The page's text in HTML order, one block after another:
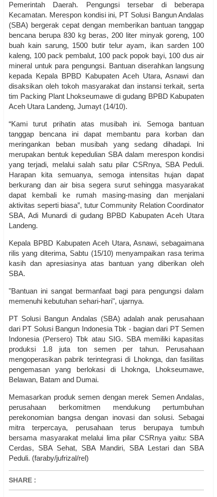
Pemerintah Daerah. Pengungsi tersebar di beberapa
Kecamatan. Merespon kondisi ini, PT Solusi Bangun Andalas
(SBA) bergerak cepat dengan memberikan bantuan tanggap
bencana berupa 830 kg beras, 200 liter minyak goreng, 100
buah kain sarung, 1500 butir telur ayam, ikan sarden 100
kaleng, 100 pack pembalut, 100 pack popok bayi, 100 dus air
mineral untuk para pengungsi. Bantuan diserahkan langsung
kepada Kepala BPBD Kabupaten Aceh Utara, Asnawi dan
disaksikan oleh tokoh masyarakat dan instansi terkait, serta
tim Packing Plant Lhokseumawe di gudang BPBD Kabupaten
Aceh Utara Landeng, Jumayt (14/10).
“Kami turut prihatin atas musibah ini. Semoga bantuan
tanggap bencana ini dapat membantu para korban dan
meringankan beban musibah yang sedang dihadapi. Ini
merupakan bentuk kepedulian SBA dalam merespon kondisi
yang terjadi, melalui salah satu pilar CSRnya, SBA Peduli.
Harapan kita semuanya, semoga intensitas hujan dapat
berkurang dan air bisa segera surut sehingga masyarakat
dapat kembali ke rumah masing-masing dan menjalani
aktivitas seperti biasa”, tutur Community Relation Coordinator
SBA, Adi Munardi di gudang BPBD Kabupaten Aceh Utara
Landeng.
Kepala BPBD Kabupaten Aceh Utara, Asnawi, sebagaimana
rilis yang diterima, Sabtu (15/10) menyampaikan rasa terima
kasih dan apresiasinya atas bantuan yang diberikan oleh
SBA.
"Bantuan ini sangat bermanfaat bagi para pengungsi dalam
memenuhi kebutuhan sehari-hari", ujarnya.
PT Solusi Bangun Andalas (SBA) adalah anak perusahaan
dari PT Solusi Bangun Indonesia Tbk - bagian dari PT Semen
Indonesia (Persero) Tbk atau SIG. SBA memiliki kapasitas
produksi 1.8 juta ton semen per tahun. Perusahaan
mengoperasikan pabrik terintegrasi di Lhoknga, dan fasilitas
pengemasan yang berlokasi di Lhoknga, Lhokseumawe,
Belawan, Batam and Dumai.
Memasarkan produk semen dengan merek Semen Andalas,
perusahaan berkomitmen mendukung pertumbuhan
perekonomian bangsa dengan inovasi dan solusi. Sebagai
mitra terpercaya, perusahaan terus berupaya tumbuh
bersama masyarakat melalui lima pilar CSRnya yaitu: SBA
Cerdas, SBA Sehat, SBA Mandiri, SBA Lestari dan SBA
Peduli. (faraby/jufrizal/rel)
SHARE :